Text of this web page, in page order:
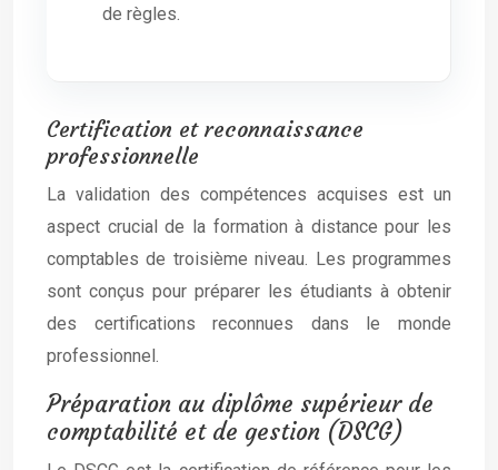
de règles.
Certification et reconnaissance
professionnelle
La validation des compétences acquises est un
aspect crucial de la formation à distance pour les
comptables de troisième niveau. Les programmes
sont conçus pour préparer les étudiants à obtenir
des certifications reconnues dans le monde
professionnel.
Préparation au diplôme supérieur de
comptabilité et de gestion (DSCG)